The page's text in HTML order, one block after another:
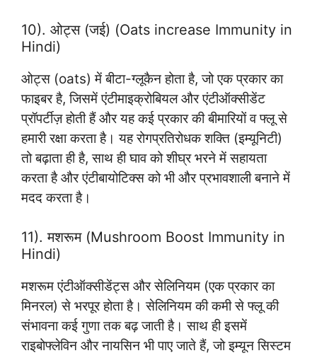
10). ओट्स (जई) (Oats increase Immunity in
Hindi)
ओट्स (oats) में बीटा-ग्लूकैन होता है, जो एक प्रकार का
फाइबर है, जिसमें एंटीमाइक्रोबियल और एंटीऑक्सीडेंट
प्रॉपर्टीज़ होती हैं और यह कई प्रकार की बीमारियों व फ्लू से
हमारी रक्षा करता है। यह रोगप्रतिरोधक शक्ति (इम्यूनिटी)
तो बढ़ाता ही है, साथ ही घाव को शीघ्र भरने में सहायता
करता है और एंटीबायोटिक्स को भी और प्रभावशाली बनाने में
मदद करता है।
11). मशरूम (Mushroom Boost Immunity in
Hindi)
मशरूम एंटीऑक्सीडेंट्स और सेलिनियम (एक प्रकार का
मिनरल) से भरपूर होता है। सेलिनियम की कमी से फ्लू की
संभावना कई गुणा तक बढ़ जाती है। साथ ही इसमें
राइबोफ्लेविन और नायसिन भी पाए जाते हैं, जो इम्यून सिस्टम